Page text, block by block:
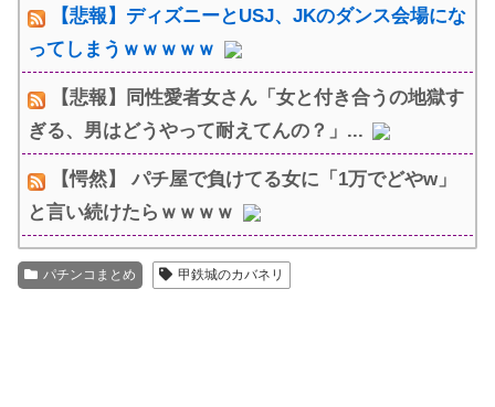
【悲報】ディズニーとUSJ、JKのダンス会場にな
ってしまうｗｗｗｗｗ
【悲報】同性愛者女さん「女と付き合うの地獄す
ぎる、男はどうやって耐えてんの？」...
【愕然】 パチ屋で負けてる女に「1万でどやw」
と言い続けたらｗｗｗｗ
パチンコまとめ 甲鉄城のカバネリ